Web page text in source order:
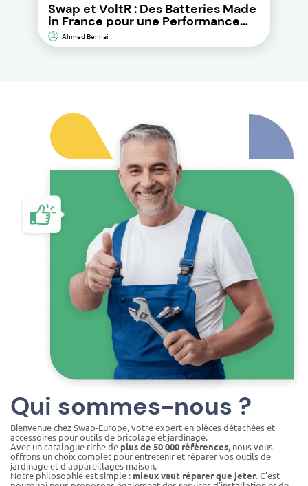
Swap et VoltR : Des Batteries Made
in France pour une Performance
Durable et d’Impact
Environnemental Réduit.
Ahmed Bennai
Qui sommes-nous ?
Bienvenue chez Swap-Europe, votre expert en pièces détachées et
accessoires pour outils de bricolage et jardinage.
Avec un catalogue riche de plus de 50 000 références, nous vous
offrons un choix complet pour entretenir et réparer vos outils de
jardinage et d'appareillages maison.
Notre philosophie est simple : mieux vaut réparer que jeter. C'est